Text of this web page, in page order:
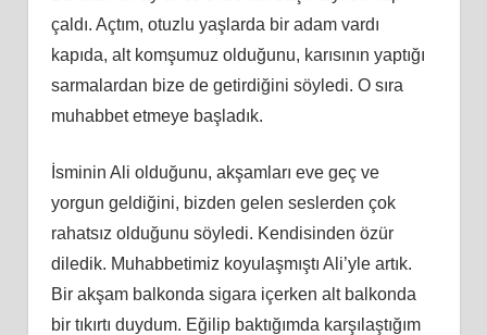
çaldı. Açtım, otuzlu yaşlarda bir adam vardı
kapıda, alt komşumuz olduğunu, karısının yaptığı
sarmalardan bize de getirdiğini söyledi. O sıra
muhabbet etmeye başladık.
İsminin Ali olduğunu, akşamları eve geç ve
yorgun geldiğini, bizden gelen seslerden çok
rahatsız olduğunu söyledi. Kendisinden özür
diledik. Muhabbetimiz koyulaşmıştı Ali’yle artık.
Bir akşam balkonda sigara içerken alt balkonda
bir tıkırtı duydum. Eğilip baktığımda karşılaştığım